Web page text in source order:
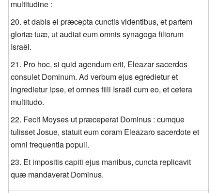
multitudine :
et dabis ei præcepta cunctis videntibus, et partem
gloriæ tuæ, ut audiat eum omnis synagoga filiorum
Israël.
Pro hoc, si quid agendum erit, Eleazar sacerdos
consulet Dominum. Ad verbum ejus egredietur et
ingredietur ipse, et omnes filii Israël cum eo, et cetera
multitudo.
Fecit Moyses ut præceperat Dominus : cumque
tulisset Josue, statuit eum coram Eleazaro sacerdote et
omni frequentia populi.
Et impositis capiti ejus manibus, cuncta replicavit
quæ mandaverat Dominus.